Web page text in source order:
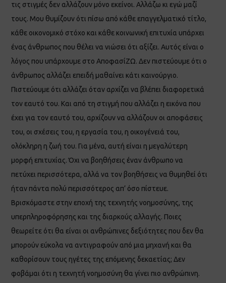
τις στιγμές δεν αλλάζουν μόνο εκείνοι. Αλλάζω κι εγώ μαζί
τους. Μου θυμίζουν ότι πίσω από κάθε επαγγελματικό τίτλο,
κάθε οικονομικό στόχο και κάθε κοινωνική επιτυχία υπάρχει
ένας άνθρωπος που θέλει να νιώσει ότι αξίζει. Αυτός είναι ο
λόγος που υπάρχουμε στο ΑποφασίΖΩ. Δεν πιστεύουμε ότι ο
άνθρωπος αλλάζει επειδή μαθαίνει κάτι καινούργιο.
Πιστεύουμε ότι αλλάζει όταν αρχίζει να βλέπει διαφορετικά
τον εαυτό του. Και από τη στιγμή που αλλάζει η εικόνα που
έχει για τον εαυτό του, αρχίζουν να αλλάζουν οι αποφάσεις
του, οι σχέσεις του, η εργασία του, η οικογένειά του,
ολόκληρη η ζωή του. Για μένα, αυτή είναι η μεγαλύτερη
μορφή επιτυχίας. Όχι να βοηθήσεις έναν άνθρωπο να
πετύχει περισσότερα, αλλά να τον βοηθήσεις να θυμηθεί ότι
ήταν πάντα πολύ περισσότερος απ’ όσο πίστευε.
Βρισκόμαστε στην εποχή της τεχνητής νοημοσύνης, της
υπερπληροφόρησης και της διαρκούς αλλαγής. Ποιες
θεωρείτε ότι θα είναι οι ανθρώπινες δεξιότητες που δεν θα
μπορούν εύκολα να αντιγραφούν από μια μηχανή και θα
καθορίσουν τους ηγέτες της επόμενης δεκαετίας; Δεν
φοβάμαι ότι η τεχνητή νοημοσύνη θα γίνει πιο ανθρώπινη.